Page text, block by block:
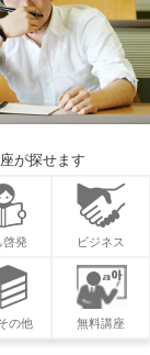
が探せます
啓発 ビジネス
の他 無料講座